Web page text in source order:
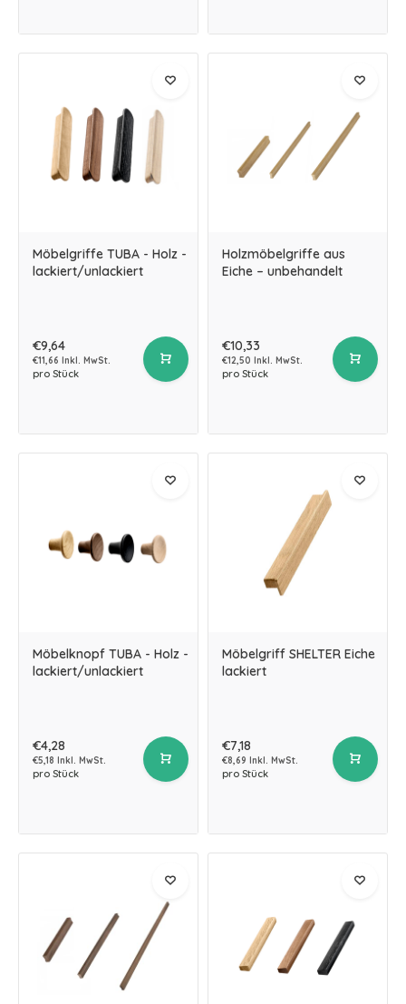
Möbelgriffe TUBA - Holz -
lackiert/unlackiert
€9,64
€11,66 Inkl. MwSt.
pro Stück
Holzmöbelgriffe aus
Eiche – unbehandelt
€10,33
€12,50 Inkl. MwSt.
pro Stück
Möbelknopf TUBA - Holz -
lackiert/unlackiert
€4,28
€5,18 Inkl. MwSt.
pro Stück
Möbelgriff SHELTER Eiche
lackiert
€7,18
€8,69 Inkl. MwSt.
pro Stück